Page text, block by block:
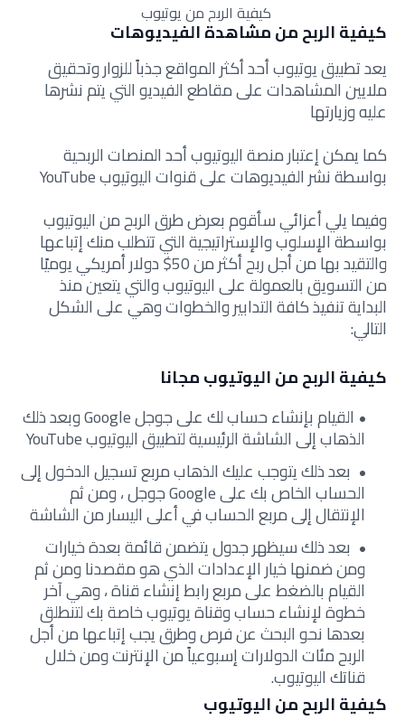
كيفية الربح من يوتيوب
كيفية الربح من مشاهدة الفيديوهات
يعد تطبيق يوتيوب أحد أكثر المواقع جذباً للزوار وتحقيق
ملايين المشاهدات على مقاطع الفيديو التي يتم نشرها
عليه وزيارتها
كما يمكن إعتبار منصة اليوتيوب أحد المنصات الربحية
بواسطة نشر الفيديوهات على قنوات اليوتيوب YouTube
وفيما يلي أعزائي سأقوم بعرض طرق الربح من اليوتيوب
بواسطة الإسلوب والإستراتيجية التي تتطلب منك إتباعها
والتقيد بها من أجل ربح أكثر من 50$ دولار أمريكي يوميًا
من التسويق بالعمولة على اليوتيوب والتي يتعين منذ
البداية تنفيذ كافة التدابير والخطوات وهي على الشكل
التالي:
كيفية الربح من اليوتيوب مجانا
القيام بإنشاء حساب لك على جوجل Google وبعد ذلك
الذهاب إلى الشاشة الرئيسية لتطبيق اليوتيوب YouTube
بعد ذلك يتوجب عليك الذهاب مربع تسجيل الدخول إلى
الحساب الخاص بك على Google جوجل ، ومن ثم
الإنتقال إلى مربع الحساب في أعلى اليسار من الشاشة
بعد ذلك سيظهر جدول يتضمن قائمة بعدة خيارات
ومن ضمنها خيار الإعدادات الذي هو مقصدنا ومن ثم
القيام بالضغط على مربع رابط إنشاء قناة ، وهي آخر
خطوة لإنشاء حساب وقناة يوتيوب خاصة بك لتنطلق
بعدها نحو البحث عن فرص وطرق يجب إتباعها من أجل
الربح مئات الدولارات إسبوعياً من الإنترنت ومن خلال
قناتك اليوتيوب.
كيفية الربح من اليوتيوب